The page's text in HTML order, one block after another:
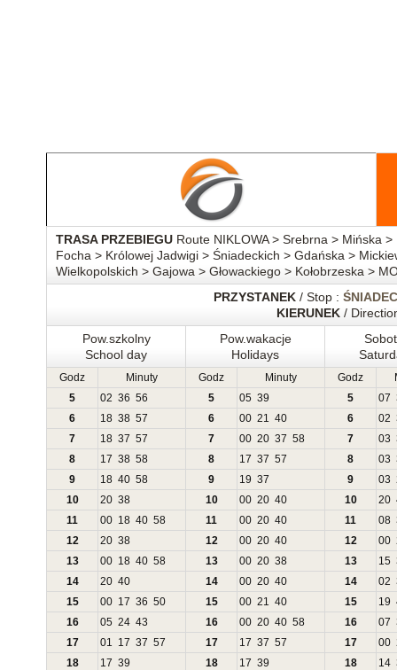
TRASA PRZEBIEGU Route NIKLOWA > Srebrna > Mińska
Focha > Królowej Jadwigi > Śniadeckich > Gdańska >
Wielkopolskich > Gajowa > Głowackiego > Kołobrzeska >
PRZYSTANEK / Stop :
KIERUNEK/
Pow.szkolny
School day
Pow.wakacje
Holidays
Godz Minuty Godz Minuty Godz
5
02 36 56 5 05 39 5 07
6
18 38 57 6 00 21 40 6 02
7
18 37 57 7 00 20 37 58 7 03
8
17 38 58 8 17 37 57 8 03
9
18 40 58 9 19 37 9 03
10
20 38 10 00 20 40 10 20
11
00 18 40 58 11 00 20 40 11 08
12
20 38 12 00 20 40 12 00
13
00 18 40 58 13 00 20 38 13 15
14
20 40 14 00 20 40 14 02
15
00 17 36 50 15 00 21 40 15 19
16
05 24 43 16 00 20 40 58 16 07
17
01 17 37 57 17 17 37 57 17 00
18
17 39 18 17 39 18 14